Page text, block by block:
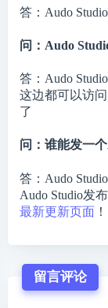
答：Audo
问：Audo
答：Audo
这边都可以访
了
问：谁能发一
答：Audo
Audo Studio发
最新更新页面
留言评论